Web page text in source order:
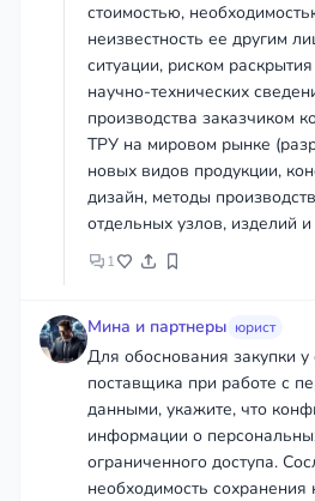
стоимостью,
неизвестность ее другим
ситуации, риском
научно-технических
производства заказчиком
ТРУ на мировом рынке
новых видов продукции,
дизайн, методы
отдельных узлов, изделий
1
Мина и партнеры юрист
Для обоснования закупки у
поставщика при работе с
данными, укажите, что
информации о
ограниченного доступа.
необходимость